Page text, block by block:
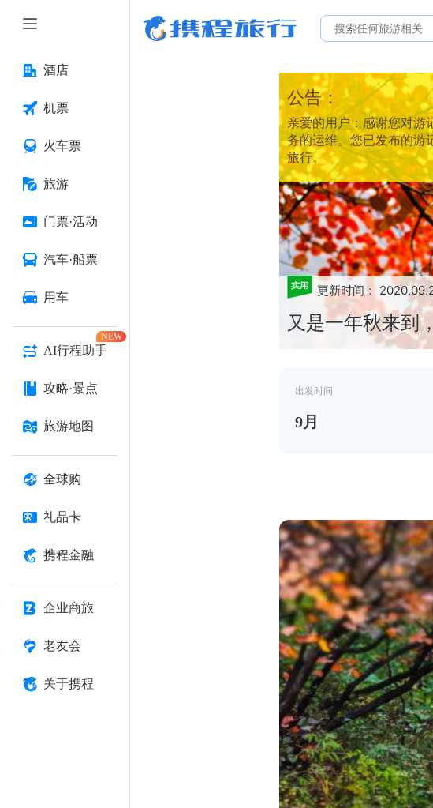
酒店
机票
火车票
旅游
门票·活动
汽车·船票
用车
AI行程助手
NEW
攻略·景点
旅游地图
全球购
礼品卡
携程金融
企业商旅
老友会
关于携程
公告：
亲爱的用户：感谢您对
务的运维。您已发布的游
旅行。
更新时间：
又是一年秋来到
出发时间
9月